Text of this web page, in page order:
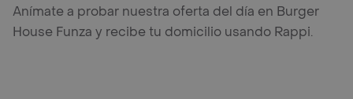
Anímate a probar nuestra oferta del día en Burger
House Funza y recibe tu domicilio usando Rappi.